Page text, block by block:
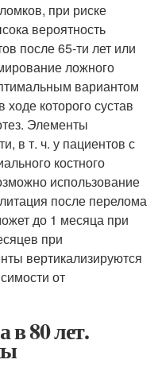
при риске
вероятность
после 65-ти лет или
ложного
вариантом
которого сустав
Элементы
в т. ч. у пациентов с
костного
использование
после перелома
до 1 месяца при
при
вертикализируются
от
в 80 лет.